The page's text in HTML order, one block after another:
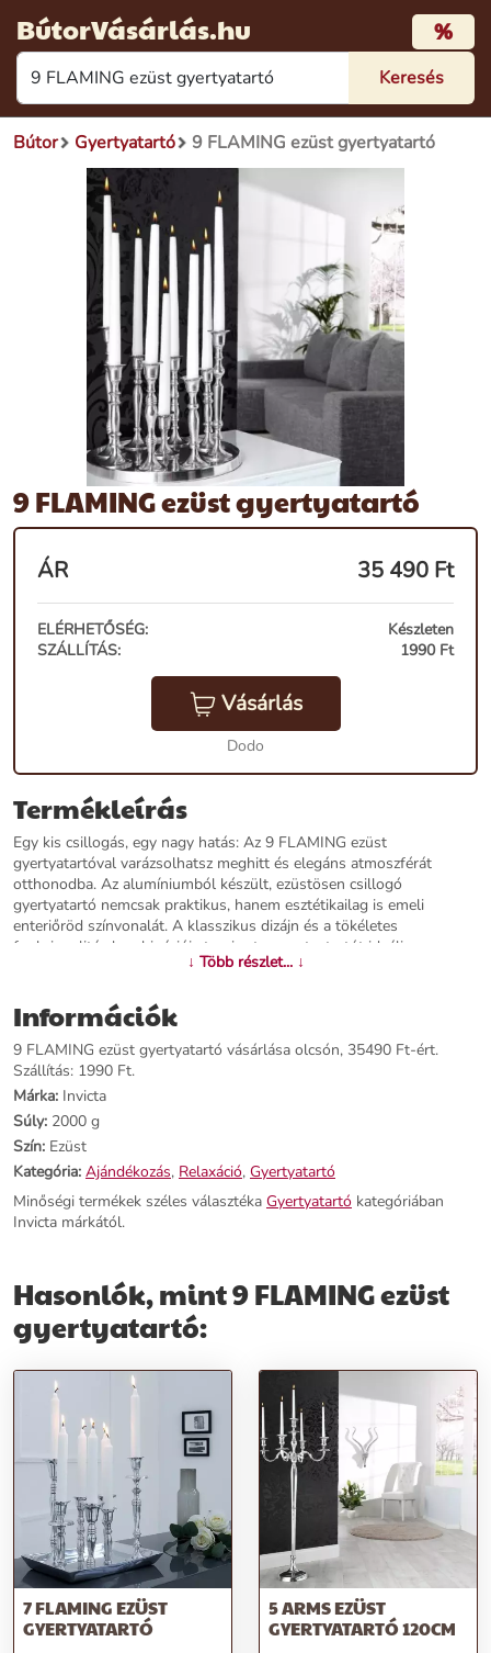
BútorVásárlás.hu %
Bútor Gyertyatartó 9 FLAMING ezüst gyertyatartó
9 FLAMING ezüst gyertyatartó
ÁR 35 490 Ft
ELÉRHETŐSÉG:
Készleten
SZÁLLÍTÁS:
1990 Ft
Vásárlás
Dodo
Termékleírás
Egy kis csillogás, egy nagy hatás: Az 9 FLAMING ezüst
gyertyatartóval varázsolhatsz meghitt és elegáns atmoszférát
otthonodba. Az alumíniumból készült, ezüstösen csillogó
gyertyatartó nemcsak praktikus, hanem esztétikailag is emeli
enteriőröd színvonalát. A klasszikus dizájn és a tökéletes
funkcionalitás kombinációja teszi ezt a gyertyatartót ideális
választássá a minimalista és antik stílusokat kedvelők számára.
Termékjellemzők:
Név:9 FLAMING ezüst gyertyatartó
Ár:33390 Ft
Márka: Invicta
Kategória:Gyertyatartó
Tömeg:2000 g
Szín:Ezüst
Szállítási díj:
1990 Ft
Elegáns dizájn: Az alumíniumból készült, ezüstösen csillogó
gyertyatartó emeli otthonod esztétikai színvonalát.
Univerzális stílus:Klasszikus dizájnja fehér, fekete vagy szürke
bútorokkal kombinálva is tökéletes kiegészítő.
Hangulatfokozó:Teremts meghitt atmoszférát a gyertyafényes
vacsorákkal és romantikus pillanatokkal.
Rendeld meg most,
és szerezd be az 9 FLAMING ezüst
gyertyatartót, hogy otthonod bármikor magával ragadhassa a
csillogás és az elegancia!
További információk>>
↓ Több részlet... ↓
Információk
9 FLAMING ezüst gyertyatartó vásárlása olcsón, 35490 Ft-ért.
Szállítás: 1990 Ft.
Márka: Invicta
Súly: 2000 g
Szín: Ezüst
Kategória: Ajándékozás, Relaxáció, Gyertyatartó
Minőségi termékek széles választéka Gyertyatartó kategóriában
Invicta márkától.
Hasonlók, mint 9 FLAMING ezüst
gyertyatartó:
7 FLAMING EZÜST
GYERTYATARTÓ
5 ARMS EZÜST
GYERTYATARTÓ 120CM